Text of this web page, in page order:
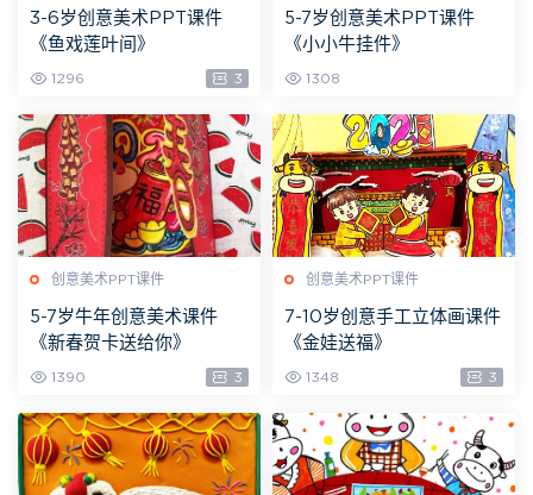
3-6岁创意美术PPT课件
《鱼戏莲叶间》
1296 3
5-7岁创意美术PPT课件
《小小牛挂件》
1308
创意美术PPT课件
5-7岁牛年创意美术课件
《新春贺卡送给你》
1390 3
创意美术PPT课件
7-10岁创意手工立体画课件
《金娃送福》
1348 3